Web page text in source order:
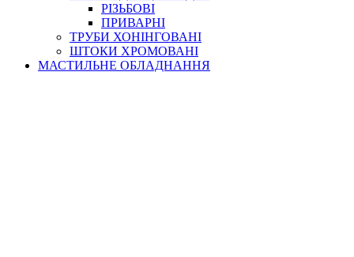
РІЗЬБОВІ
ПРИВАРНІ
ТРУБИ ХОНІНГОВАНІ
ШТОКИ ХРОМОВАНІ
МАСТИЛЬНЕ ОБЛАДНАННЯ